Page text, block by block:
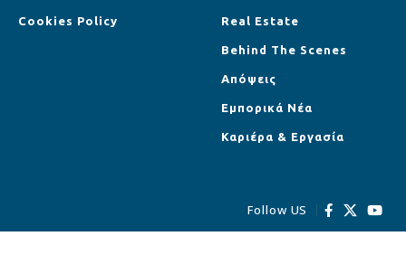
Cookies Policy Real Estate
Behind The Scenes
Απόψεις
Εμπορικά Νέα
Καριέρα & Εργασία
Follow US